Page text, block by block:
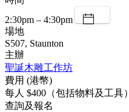
2:30pm – 4:30pm
場地
S507, Staunton
主辦
聖誕木雕工作坊
費用 (港幣)
每人 $400（包括物料及工具）
查詢及報名